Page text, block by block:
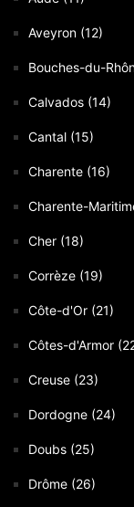
Aveyron (12)
Bouches-du-
Calvados (14)
Cantal (15)
Charente (16)
Charente-
Cher (18)
Corrèze (19)
Côte-d'Or (21)
Côtes-d'Armor
Creuse (23)
Dordogne (24)
Doubs (25)
Drôme (26)